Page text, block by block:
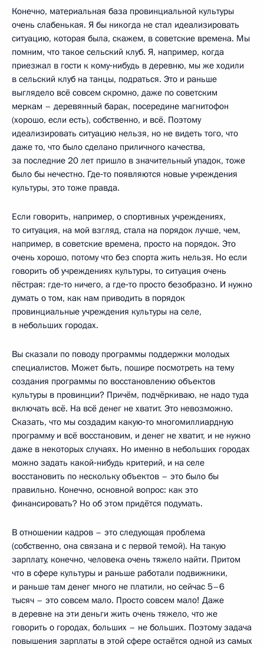
Конечно, материальная база провинциальной культуры
очень слабенькая. Я бы никогда не стал идеализировать
ситуацию, которая была, скажем, в советские времена. Мы
помним, что такое сельский клуб. Я, например, когда
приезжал в гости к кому‑нибудь в деревню, мы же ходили
в сельский клуб на танцы, подраться. Это и раньше
выглядело всё совсем скромно, даже по советским
меркам – деревянный барак, посередине магнитофон
(хорошо, если есть), собственно, и всё. Поэтому
идеализировать ситуацию нельзя, но не видеть того, что
даже то, что было сделано приличного качества,
за последние 20 лет пришло в значительный упадок, тоже
было бы нечестно. Где‑то появляются новые учреждения
культуры, это тоже правда.
Если говорить, например, о спортивных учреждениях,
то ситуация, на мой взгляд, стала на порядок лучше, чем,
например, в советские времена, просто на порядок. Это
очень хорошо, потому что без спорта жить нельзя. Но если
говорить об учреждениях культуры, то ситуация очень
пёстрая: где‑то ничего, а где‑то просто безобразно. И нужно
думать о том, как нам приводить в порядок
провинциальные учреждения культуры на селе,
в небольших городах.
Вы сказали по поводу программы поддержки молодых
специалистов. Может быть, пошире посмотреть на тему
создания программы по восстановлению объектов
культуры в провинции? Причём, подчёркиваю, не надо туда
включать всё. На всё денег не хватит. Это невозможно.
Сказать, что мы создадим какую‑то многомиллиардную
программу и всё восстановим, и денег не хватит, и не нужно
даже в некоторых случаях. Но именно в небольших городах
можно задать какой‑нибудь критерий, и на селе
восстановить по нескольку объектов – это было бы
правильно. Конечно, основной вопрос: как это
финансировать? Но об этом придётся подумать.
В отношении кадров – это следующая проблема
(собственно, она связана и с первой темой). На такую
зарплату, конечно, человека очень тяжело найти. Притом
что в сфере культуры и раньше работали подвижники,
и раньше там денег много не платили, но сейчас 5–6
тысяч – это совсем мало. Просто совсем мало! Даже
в деревне на эти деньги жить очень тяжело, что же
говорить о городах, больших – не больших. Поэтому задача
повышения зарплаты в этой сфере остаётся одной из самых